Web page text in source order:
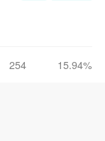
254 15.94%